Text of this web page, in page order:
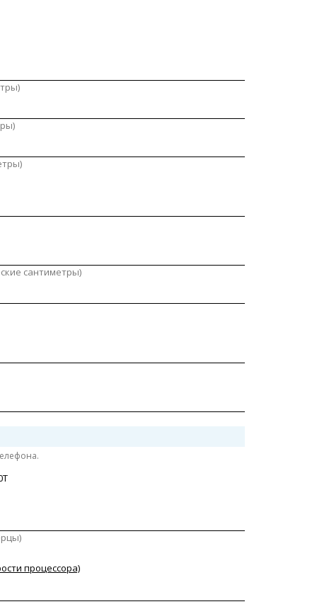
сантиметры)
процессора)